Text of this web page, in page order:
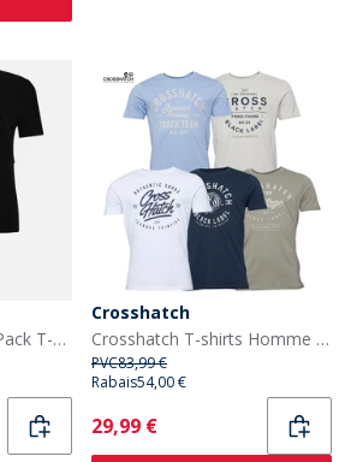
BOSS Homme Trois Pack T-shirts Noir
Crosshatch
Crosshatch T-shirts Homme Fellmire Pack de 5, Assortis
PVC83,99 €
Rabais54,00 €
Current
29,99 €